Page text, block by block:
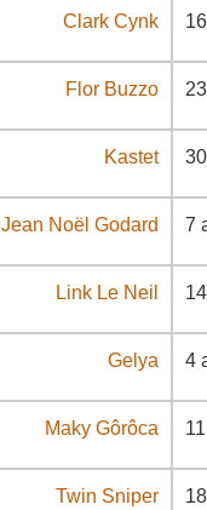
Clark Cynk
Flor Buzzo
Kastet
Jean Noël Godard 7
Link Le Neil
Gelya 4
Maky Gôrôca
Twin Sniper